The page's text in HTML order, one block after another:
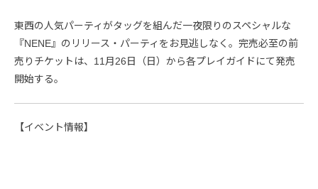
東西の人気パーティがタッグを組んだ一夜限りのスペシャルな
『NENE』のリリース・パーティをお見逃しなく。完売必至の前
売りチケットは、11月26日（日）から各プレイガイドにて発売
開始する。
【イベント情報】